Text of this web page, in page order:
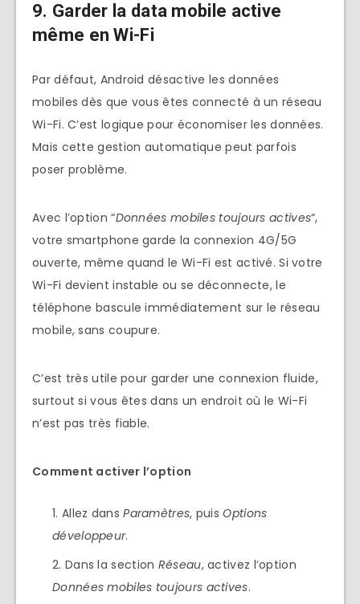
9. Garder la data mobile active
même en Wi-Fi
Par défaut, Android désactive les données
mobiles dès que vous êtes connecté à un réseau
Wi-Fi. C’est logique pour économiser les données.
Mais cette gestion automatique peut parfois
poser problème.
Avec l’option “Données mobiles toujours actives“,
votre smartphone garde la connexion 4G/5G
ouverte, même quand le Wi-Fi est activé. Si votre
Wi-Fi devient instable ou se déconnecte, le
téléphone bascule immédiatement sur le réseau
mobile, sans coupure.
C’est très utile pour garder une connexion fluide,
surtout si vous êtes dans un endroit où le Wi-Fi
n’est pas très fiable.
Comment activer l’option
Allez dansParamètres, puisOptions
développeur.
Dans la section Réseau, activez l’option
Données mobiles toujours actives.